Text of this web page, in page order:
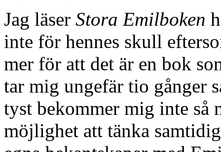
Jag läser Stora Emilboken
inte för hennes skull
mer för att det är en bok
tar mig ungefär tio gånger
tyst bekommer mig inte så
möjlighet att tänka